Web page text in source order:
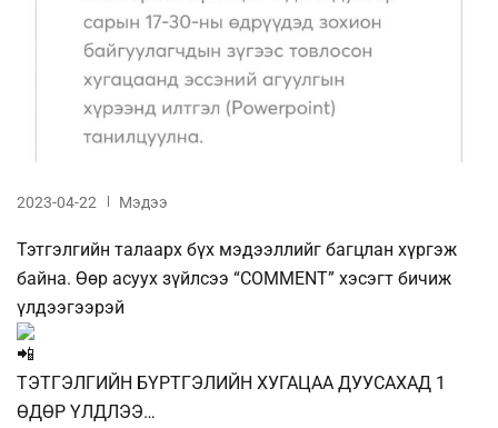
2023-04-22 Мэдээ
Тэтгэлгийн талаарх бүх мэдээллийг багцлан хүргэж
байна. Өөр асуух зүйлсээ “COMMENT” хэсэгт бичиж
үлдээгээрэй
ТЭТГЭЛГИЙН БҮРТГЭЛИЙН ХУГАЦАА ДУУСАХАД 1
ӨДӨР ҮЛДЛЭЭ…